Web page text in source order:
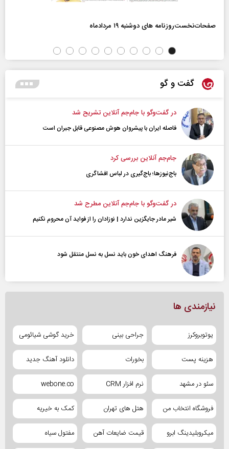
صفحات‌نخست‌روزنامه ها‌ی دوشنبه ۱۹ مردادماه
گفت و گو
در گفت‌و‌گو با جام‌جم آنلاین تشریح شد
فاصله ایران با پیشرو‌ان هوش مصنوعی قابل جبران است
جام‌جم آنلاین بررسی کرد
باج‌نیوزها؛ باج‌گیری در لباس افشاگری
در گفت‌و‌گو با جام‌جم آنلاین مطرح شد
شیر مادر جایگزین ندارد | نوزادان را از فواید آن محروم نکنیم
فرهنگ اهدای خون باید نسل به نسل منتقل شود
نیازمندی ها
یوتوبروکرز جراحی بینی خرید گوشی شیائومی
هزینه پست بخورات دانلود آهنگ جدید
سئو در مشهد نرم افزار CRM webone.co
فروشگاه انتخاب من هتل های تهران کمک به خیریه
میکروبلیدینگ ابرو قیمت ضایعات آهن مفتول سیاه